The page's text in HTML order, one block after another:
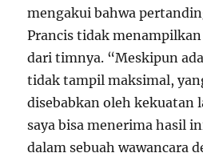
mengakui bahwa
Prancis tidak
dari timnya. “Meskipun
tidak tampil maksimal,
disebabkan oleh kekuatan
saya bisa menerima hasil
dalam sebuah wawancara